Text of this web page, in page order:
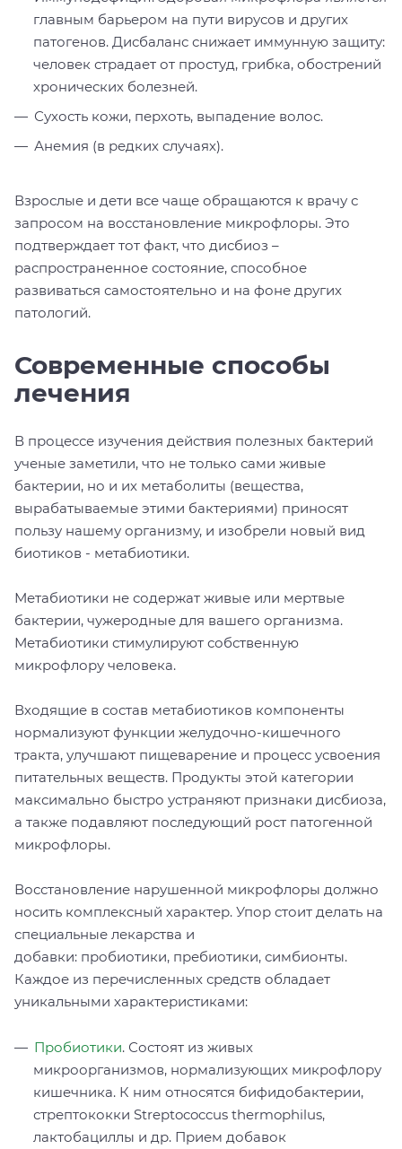
главным барьером на пути вирусов и других
патогенов. Дисбаланс снижает иммунную защиту:
человек страдает от простуд, грибка, обострений
хронических болезней.
Сухость кожи, перхоть, выпадение волос.
Анемия (в редких случаях).
Взрослые и дети все чаще обращаются к врачу с
запросом на восстановление микрофлоры. Это
подтверждает тот факт, что дисбиоз –
распространенное состояние, способное
развиваться самостоятельно и на фоне других
патологий.
Современные способы
лечения
В процессе изучения действия полезных бактерий
ученые заметили, что не только сами живые
бактерии, но и их метаболиты (вещества,
вырабатываемые этими бактериями) приносят
пользу нашему организму, и изобрели новый вид
биотиков - метабиотики.
Метабиотики не содержат живые или мертвые
бактерии, чужеродные для вашего организма.
Метабиотики стимулируют собственную
микрофлору человека.
Входящие в состав метабиотиков компоненты
нормализуют функции желудочно-кишечного
тракта, улучшают пищеварение и процесс усвоения
питательных веществ. Продукты этой категории
максимально быстро устраняют признаки дисбиоза,
а также подавляют последующий рост патогенной
микрофлоры.
Восстановление нарушенной микрофлоры должно
носить комплексный характер. Упор стоит делать на
специальные лекарства и
добавки: пробиотики, пребиотики, симбионты.
Каждое из перечисленных средств обладает
уникальными характеристиками:
Пробиотики. Состоят из живых
микроорганизмов, нормализующих микрофлору
кишечника. К ним относятся бифидобактерии,
стрептококки Streptococcus thermophilus,
лактобациллы и др. Прием добавок